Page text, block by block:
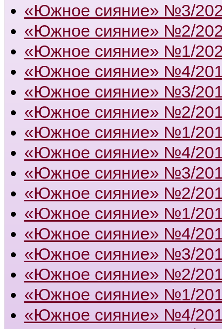
«Южное сияние» №3/
«Южное сияние» №2/
«Южное сияние» №1/
«Южное сияние» №4/
«Южное сияние» №3/
«Южное сияние» №2/
«Южное сияние» №1/
«Южное сияние» №4/
«Южное сияние» №3/
«Южное сияние» №2/
«Южное сияние» №1/
«Южное сияние» №4/
«Южное сияние» №3/
«Южное сияние» №2/
«Южное сияние» №1/
«Южное сияние» №4/